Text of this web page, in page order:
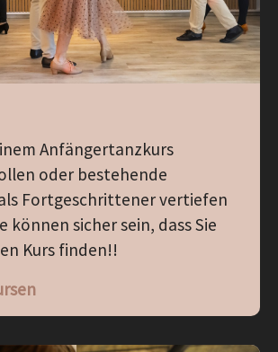
Anfängertanzkurs
oder bestehende
Fortgeschrittener vertiefen
können sicher sein, dass Sie
Kurs finden!!